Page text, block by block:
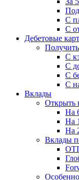
С
С
Дебетовые
С
С
С
С
Вклады
Открыть
На
На
На
Вклады